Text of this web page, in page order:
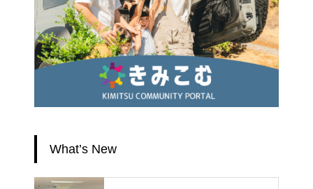
What’s New